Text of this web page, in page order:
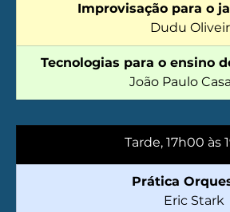
Improvisação para o
Dudu
Tecnologias para o ensino
João Paulo
Tarde, 17h00 às
Prática
Eric Stark